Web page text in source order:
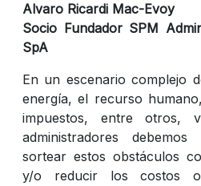
Alvaro Ricardi Mac-Evoy
Socio Fundador SPM
SpA
En un escenario complejo
energía, el recurso
impuestos, entre otros,
administradores
sortear estos obstáculos
y/o reducir los costos